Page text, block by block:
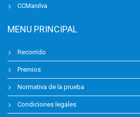
CCManilva
MENU PRINCIPAL
Recorrido
Premios
Normativa de la prueba
Condiciones legales